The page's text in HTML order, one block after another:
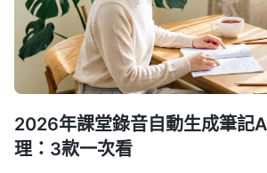
2026年課堂錄音自動生成筆記
理：3款一次看